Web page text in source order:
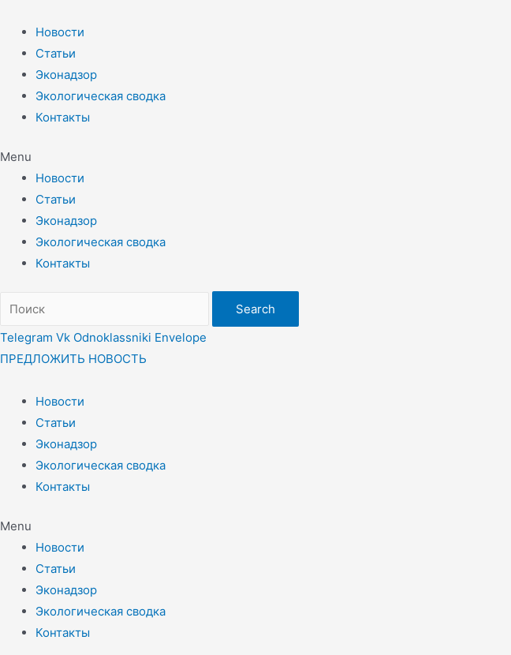
содержимому
Новости
Статьи
Эконадзор
Экологическая сводка
Контакты
Menu
Новости
Статьи
Эконадзор
Экологическая сводка
Контакты
Search
Telegram Vk Odnoklassniki Envelope
ПРЕДЛОЖИТЬ НОВОСТЬ
Новости
Статьи
Эконадзор
Экологическая сводка
Контакты
Menu
Новости
Статьи
Эконадзор
Экологическая сводка
Контакты